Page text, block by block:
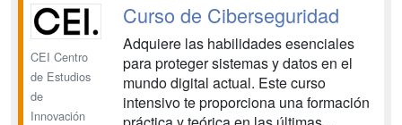
CEI Centro
de Estudios
de
Innovación
Curso de Ciberseguridad
Adquiere las habilidades esenciales
para proteger sistemas y datos en el
mundo digital actual. Este curso
intensivo te proporciona una formación